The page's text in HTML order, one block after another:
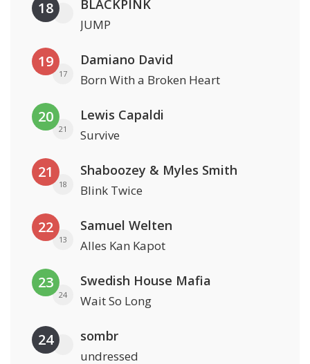
18 BLACKPINK
JUMP
19
17
Damiano David
Born With a Broken Heart
20
21
Lewis Capaldi
Survive
21
18
Shaboozey & Myles Smith
Blink Twice
22
13
Samuel Welten
Alles Kan Kapot
23
24
Swedish House Mafia
Wait So Long
24 sombr
undressed